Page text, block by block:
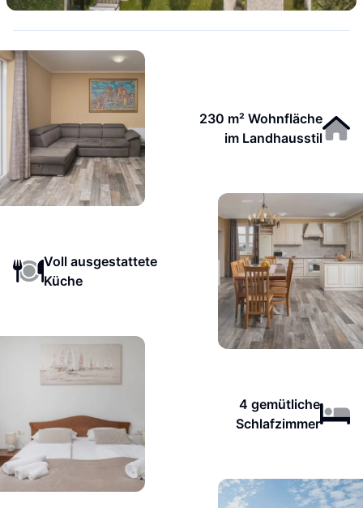
230 m² Wohnfläche
im Landhausstil
Voll ausgestattete
Küche
4 gemütliche
Schlafzimmer